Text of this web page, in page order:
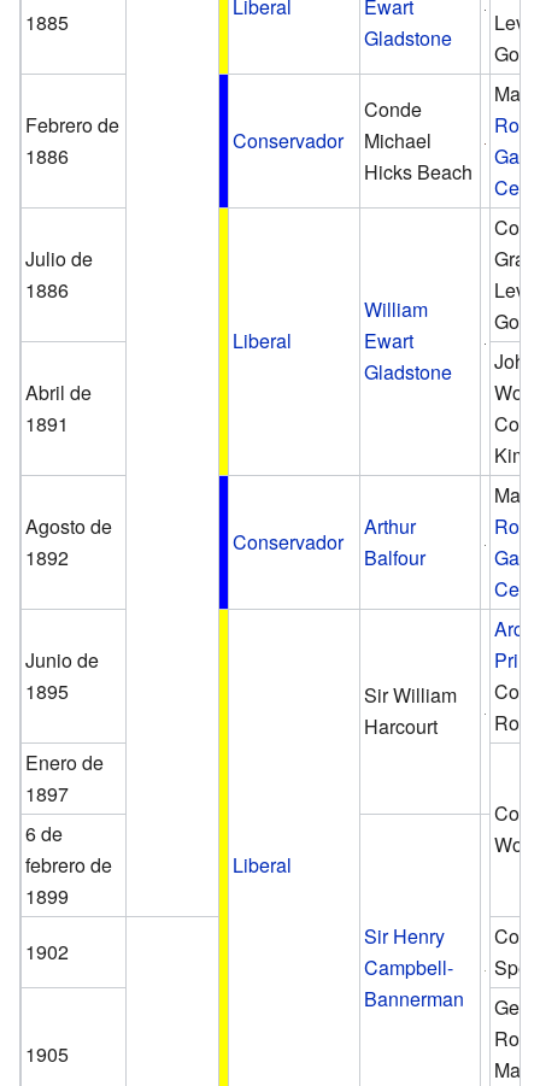
1885
Liberal
Ewart
Gladstone
Febrero de
1886
Conservador
Conde
Michael
Hicks Beach
Cecil
Julio de
1886
Liberal
William
Ewart
Gladstone
Abril de
1891
John
Agosto de
1892
Conservador
Arthur
Balfour
Cecil
Junio de
1895
Liberal
Sir William
Harcourt
Enero de
1897
6 de
febrero de
1899
Sir Henry
Campbell-
Bannerman
1902
1905